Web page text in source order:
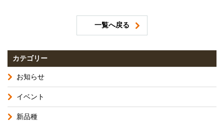
一覧へ戻る
カテゴリー
お知らせ
イベント
新品種